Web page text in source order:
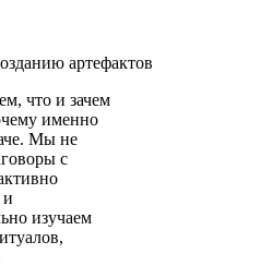
артефактов
что и зачем
именно
Мы не
с
и
изучаем